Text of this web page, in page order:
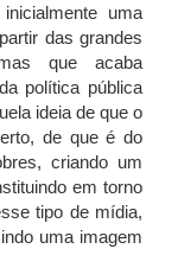
uma
das grandes
que acaba
política pública
ideia de que o
de que é do
criando um
em torno
tipo de mídia,
uma imagem